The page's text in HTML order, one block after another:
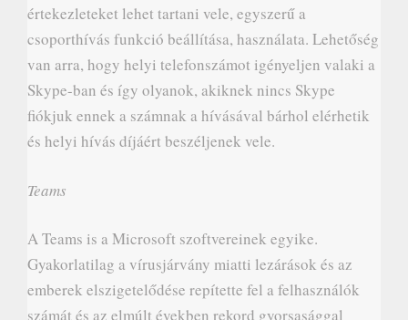
értekezleteket lehet tartani vele, egyszerű a
csoporthívás funkció beállítása, használata. Lehetőség
van arra, hogy helyi telefonszámot igényeljen valaki a
Skype-ban és így olyanok, akiknek nincs Skype
fiókjuk ennek a számnak a hívásával bárhol elérhetik
és helyi hívás díjáért beszéljenek vele.
Teams
A Teams is a Microsoft szoftvereinek egyike.
Gyakorlatilag a vírusjárvány miatti lezárások és az
emberek elszigetelődése repítette fel a felhasználók
számát és az elmúlt években rekord gyorsasággal